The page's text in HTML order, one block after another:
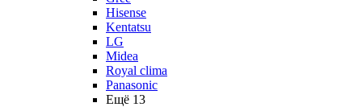
Hisense
Kentatsu
LG
Midea
Royal clima
Panasonic
Ещё 13